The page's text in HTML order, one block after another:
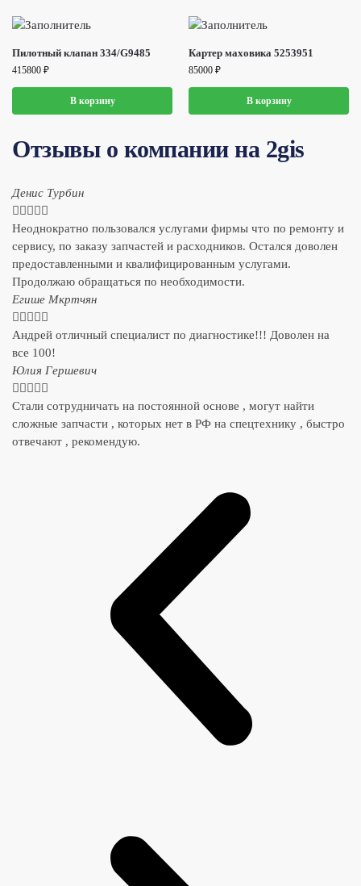
Пилотный клапан 334/G9485
415800 ₽
В корзину
Картер маховика 5253951
85000 ₽
В корзину
Отзывы о компании на 2gis
Денис Турбин
    
Неоднократно пользовался услугами фирмы что по ремонту и
сервису, по заказу запчастей и расходников. Остался доволен
предоставленными и квалифицированным услугами.
Продолжаю обращаться по необходимости.
​Егише Мкртчян
    
Андрей отличный специалист по диагностике!!! Доволен на
все 100!
​Юлия Гершевич
    
Стали сотрудничать на постоянной основе , могут найти
сложные запчасти , которых нет в РФ на спецтехнику , быстро
отвечают , рекомендую.